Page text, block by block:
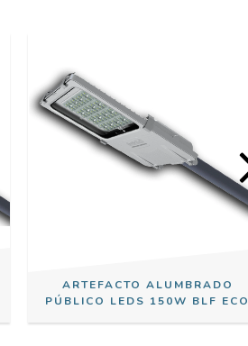
ARTEFACTO ALUMBRADO
PÚBLICO LEDS 150W BLF ECO